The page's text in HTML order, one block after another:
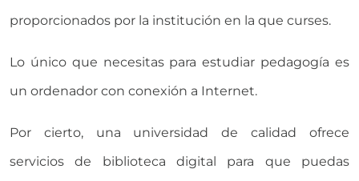
proporcionados por la institución en la que curses.
Lo único que necesitas para estudiar pedagogía es
un ordenador con conexión a Internet.
Por cierto, una universidad de calidad ofrece
servicios de biblioteca digital para que puedas